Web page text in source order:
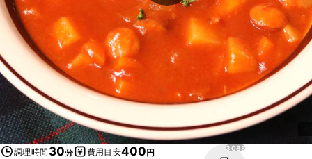
調理時間 30分 費用目安400円 3088